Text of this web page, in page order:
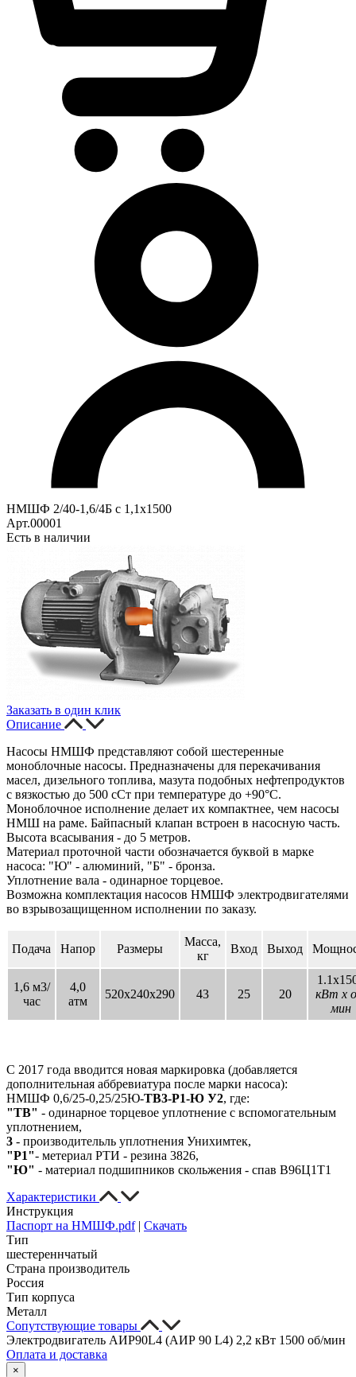
НМШФ 2/40-1,6/4Б с 1,1х1500
Арт.00001
Есть в наличии
Заказать в один клик
Описание
Насосы НМШФ представляют собой шестеренные
моноблочные насосы. Предназначены для перекачивания
масел, дизельного топлива, мазута подобных нефтепродуктов
с вязкостью до 500 сСт при температуре до +90°С.
Моноблочное исполнение делает их компактнее, чем насосы
НМШ на раме. Байпасный клапан встроен в насосную часть.
Высота всасывания - до 5 метров.
Материал проточной части обозначается буквой в марке
насоса: "Ю" - алюминий, "Б" - бронза.
Уплотнение вала - одинарное торцевое.
Возможна комплектация насосов НМШФ электродвигателями
во взрывозащищенном исполнении по заказу.
Подача Напор Размеры
Масса,
кг
Вход Выход
1,6 м3/
час
4,0
атм
520х240х290 43 25 20
кВт x
мин
C 2017 года вводится новая маркировка (добавляется
дополнительная аббревиатура после марки насоса):
НМШФ 0,6/25-0,25/25Ю-ТВ3-Р1-Ю У2, где:
"ТВ" - одинарное торцевое уплотнение с вспомогательным
уплотнением,
3 - производительль уплотнения Унихимтек,
"Р1"- метериал РТИ - резина 3826,
"Ю" - материал подшипников скольжения - спав В96Ц1Т1
Характеристики
Инструкция
Паспорт на НМШФ.pdf| Скачать
Тип
шестереннчатый
Страна производитель
Россия
Тип корпуса
Металл
Сопутствующие товары
Электродвигатель АИР90L4 (АИР 90 L4) 2,2 кВт 1500 об/мин
Оплата и доставка
×